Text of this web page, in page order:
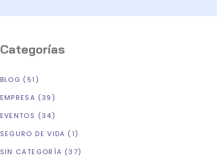
Categorías
BLOG (51)
EMPRESA (39)
EVENTOS (34)
SEGURO DE VIDA (1)
SIN CATEGORÍA (37)